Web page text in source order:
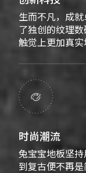
生而不凡，成
了独创的纹理
触觉上更加真实

时尚潮流
兔宝宝地板坚
到复古便不再